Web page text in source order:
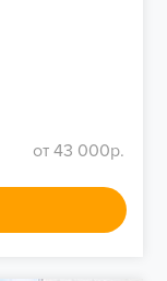
от 43 000р.